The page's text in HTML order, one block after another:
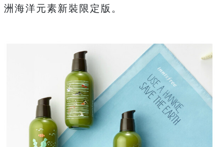
洲海洋元素新裝限定版。